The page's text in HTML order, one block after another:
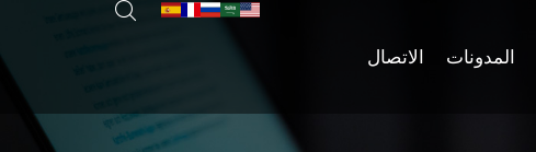
المدونات الاتصال